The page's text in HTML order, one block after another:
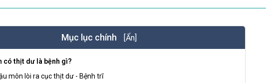
Mục lục chính [Ẩn]
có thịt dư là bệnh gì?
môn lòi ra cục thịt dư - Bệnh trĩ